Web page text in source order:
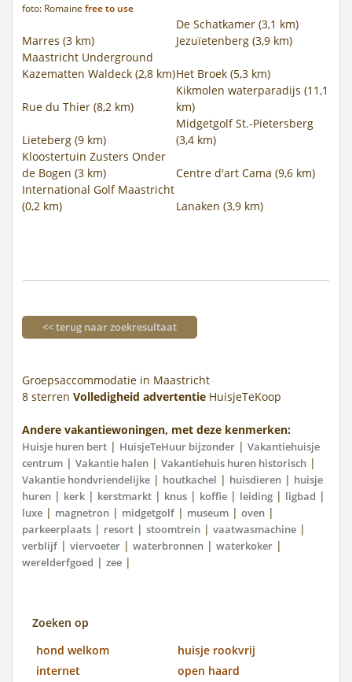
foto: Romaine free to use
De Schatkamer (3,1 km)
Marres (3 km)
Jezuïetenberg (3,9 km)
Maastricht Underground
Kazematten Waldeck (2,8 km)Het Broek (5,3 km)
Rue du Thier (8,2 km)
Kikmolen waterparadijs (11,1
km)
Lieteberg (9 km)
Midgetgolf St.-Pietersberg
(3,4 km)
Kloostertuin Zusters Onder
de Bogen (3 km)
Centre d'art Cama (9,6 km)
International Golf Maastricht
(0,2 km)
Lanaken (3,9 km)
<< terug naar zoekresultaat
Groepsaccommodatie in Maastricht
8 sterren Volledigheid advertentie HuisjeTeKoop
Andere vakantiewoningen, met deze kenmerken:
Huisje huren bert | HuisjeTeHuur bijzonder | Vakantiehuisje
centrum | Vakantie halen | Vakantiehuis huren historisch |
Vakantie hondvriendelijke | houtkachel | huisdieren | huisje
huren | kerk | kerstmarkt | knus | koffie | leiding | ligbad |
luxe | magnetron | midgetgolf | museum | oven |
parkeerplaats | resort | stoomtrein | vaatwasmachine |
verblijf | viervoeter | waterbronnen | waterkoker |
werelderfgoed | zee |
Zoeken op
hond welkom
huisje rookvrij
internet
open haard